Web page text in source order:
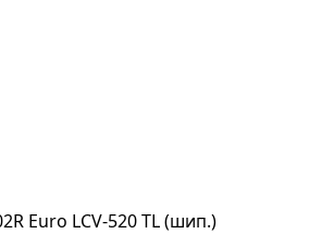
Euro LCV-520 TL (шип.)